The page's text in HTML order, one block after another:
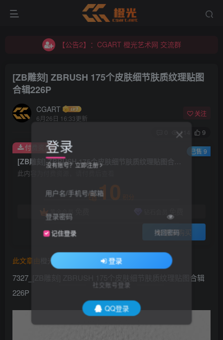
【公告2】：CGART 橙光艺术网 交流群
【公告2】：CGART 橙光艺术网 交流群
[ZB雕刻] ZBRUSH 175个皮肤细节肤质纹理贴图
合辑226P
CGART
6月26日 16:33更新
关注
114 9
此内容为付费资源，请付费后查看
10
黄金会员
登录购买
付费资源 已售 9
此文章由 橙光艺术网(www.cgart.net)
7327_[ZB雕刻] ZBRUSH 175个皮肤细节肤质纹理贴图合辑
226P
登录
没有账号？立即注册
用户名/手机号/邮箱
登录密码
记住登录 找回密码
登录
社交账号登录
QQ登录